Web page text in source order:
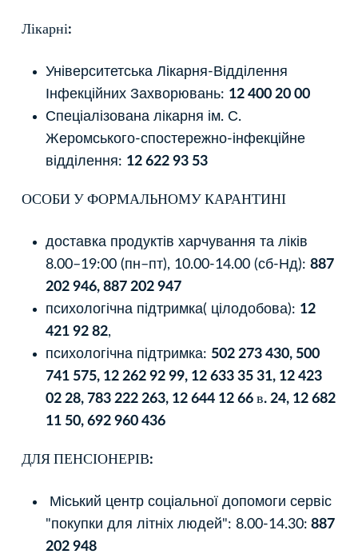
Лікарні:
Університетська Лікарня-Відділення
Інфекційних Захворювань: 12 400 20 00
Спеціалізована лікарня ім. С.
Жеромського-спостережно-інфекційне
відділення: 12 622 93 53
ОСОБИ У ФОРМАЛЬНОМУ КАРАНТИНІ
доставка продуктів харчування та ліків
8.00–19:00 (пн–пт), 10.00-14.00 (сб-Нд): 887
202 946, 887 202 947
психологічна підтримка( цілодобова): 12
421 92 82,
психологічна підтримка: 502 273 430, 500
741 575, 12 262 92 99, 12 633 35 31, 12 423
02 28, 783 222 263, 12 644 12 66 в. 24, 12 682
11 50, 692 960 436
ДЛЯ ПЕНСІОНЕРІВ:
Міський центр соціальної допомоги сервіс
"покупки для літніх людей": 8.00-14.30: 887
202 948